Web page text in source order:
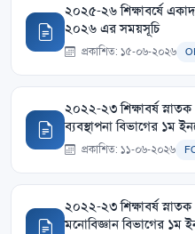
২০২৫-২৬ শিক্ষাবর্ষে
২০২৬ এর সময়সূচি
প্রকাশিত: ১৫-০৬-২০২৬
২০২২-২৩ শিক্ষাবর্ষ
ব্যবস্থাপনা বিভাগের ১ম
প্রকাশিত: ১১-০৬-২০২৬
২০২২-২৩ শিক্ষাবর্ষ
মনোবিজ্ঞান বিভাগের ১ম